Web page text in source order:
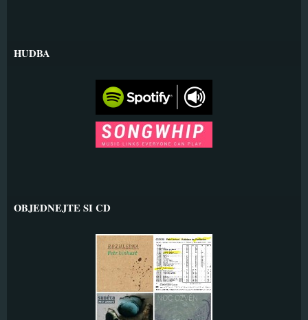
HUDBA
OBJEDNEJTE SI CD